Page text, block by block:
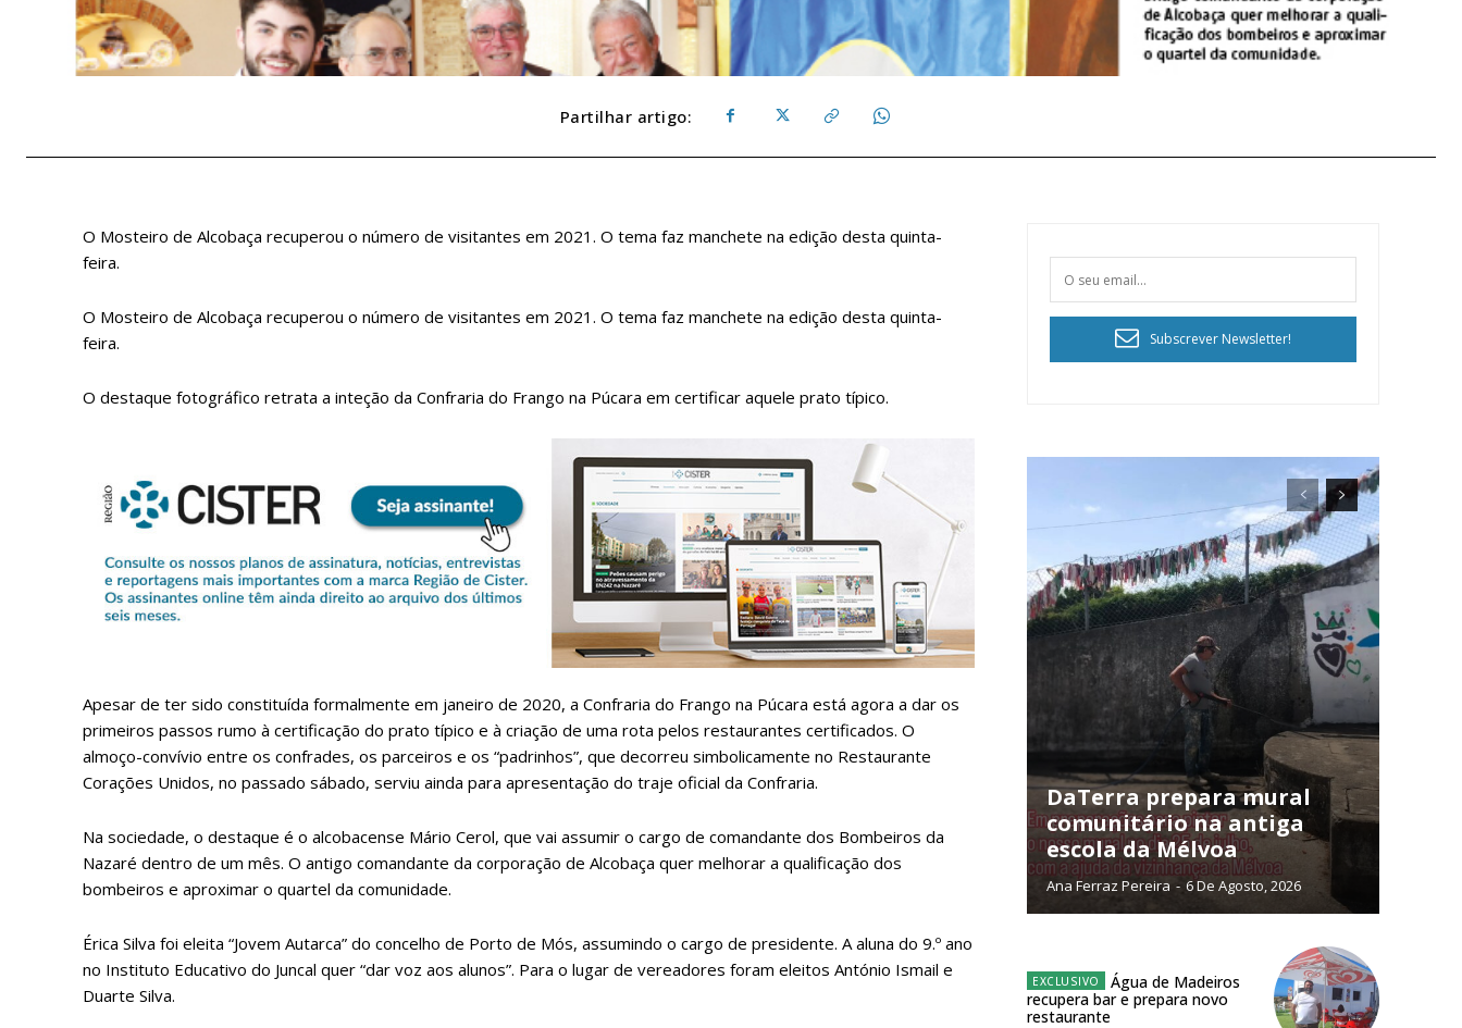
Planos de Assinatura
Faça-se assinante do Região de Cister e ajude-nos a manter este serviço público!
Sendo assinante terá acesso a todos os conteúdos exclusivos e versões digitais.
ASSINATURA
32€
Edição em papel entregue à Quinta-feira
ASSINATURA
DIGITAL ANUAL
12 meses
Acesso ao conteúdo online
Acesso aos conteúdos Exclusivos para
Partilhar artigo:
O Mosteiro de Alcobaça recuperou o número de visitantes em 2021. O tema faz manchete na edição desta quinta-
feira.
O Mosteiro de Alcobaça recuperou o número de visitantes em 2021. O tema faz manchete na edição desta quinta-
feira.
O destaque fotográfico retrata a inteção da Confraria do Frango na Púcara em certificar aquele prato típico.
Apesar de ter sido constituída formalmente em janeiro de 2020, a Confraria do Frango na Púcara está agora a dar os
primeiros passos rumo à certificação do prato típico e à criação de uma rota pelos restaurantes certificados. O
almoço-convívio entre os confrades, os parceiros e os “padrinhos”, que decorreu simbolicamente no Restaurante
Corações Unidos, no passado sábado, serviu ainda para apresentação do traje oficial da Confraria.
Na sociedade, o destaque é o alcobacense Mário Cerol, que vai assumir o cargo de comandante dos Bombeiros da
Nazaré dentro de um mês. O antigo comandante da corporação de Alcobaça quer melhorar a qualificação dos
bombeiros e aproximar o quartel da comunidade.
Érica Silva foi eleita “Jovem Autarca” do concelho de Porto de Mós, assumindo o cargo de presidente. A aluna do 9.º ano
no Instituto Educativo do Juncal quer “dar voz aos alunos”. Para o lugar de vereadores foram eleitos António Ismail e
Duarte Silva.
Subscrever Newsletter!
DaTerra prepara mural
comunitário na antiga
escola da Mélvoa
Ana Ferraz Pereira - 6 De Agosto, 2026
Água de Madeiros
recupera bar e prepara novo
restaurante